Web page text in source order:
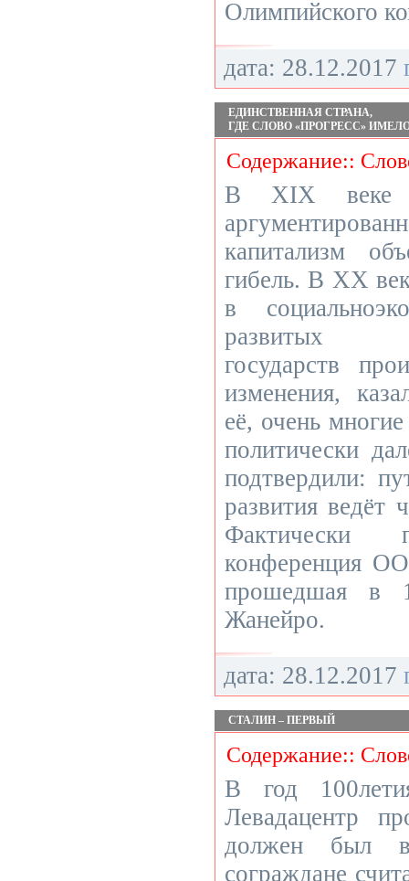
Олимпийского
дата: 28.12.2017
ЕДИНСТВЕННАЯ СТРАНА,
ГДЕ СЛОВО «ПРОГРЕСС»
Содержание::
В XIX веке
капитализм
гибель. В ХХ
в
развитых
государств
изменения,
её, очень
политически
подтвердили:
развития ведёт
конференция
прошедшая в
Жанейро.
дата: 28.12.2017
СТАЛИН – ПЕРВЫЙ
Содержание::
В год
Левада­центр
должен был
сограждане